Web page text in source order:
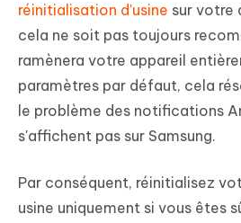
réinitialisation d'usine sur votre
cela ne soit pas toujours
ramènera votre appareil
paramètres par défaut, cela
le problème des notifications
s'affichent pas sur Samsung.
Par conséquent, réinitialisez
usine uniquement si vous êtes